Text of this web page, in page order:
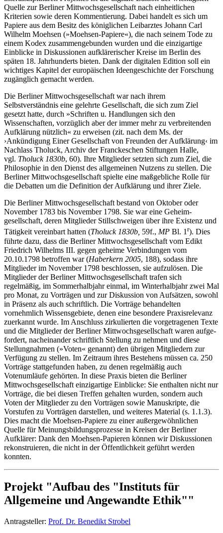
Quelle zur Berliner Mittwochsgesellschaft nach ein­heit­lichen
Kriterien sowie deren Kommentierung. Dabei handelt es sich um
Papiere aus dem Besitz des kö­nig­lichen Leibarztes Johann Carl
Wilhelm Moehsen (»Moehsen-Papiere«), die nach seinem Tode zu
einem Kodex zu­sam­men­gebunden wurden und die einzigartige
Einblicke in Diskussionen aufklä­re­rischer Kreise im Berlin des
späten 18. Jahrhunderts bieten. Dank der digitalen Edition soll ein
wichtiges Kapitel der euro­päischen Ideengeschichte der For­schung
zugänglich gemacht werden.
Die Berliner Mittwochsgesellschaft war nach ihrem
Selbstverständnis eine gelehrte Gesellschaft, die sich zum Ziel
gesetzt hatte, durch »Schriften u. Handlungen sich den
Wissenschaften, vorzüglich aber der immer mehr zu verbrei­tenden
Aufklärung nützlich« zu erweisen (zit. nach dem Ms. der
›Ankündigung Einer Gesell­schaft von Freunden der Aufklärung‹ im
Nachlass Tholuck, Archiv der Franckeschen Stiftungen Halle,
vgl. Tholuck 1830b, 60). Ihre Mitglieder setzten sich zum Ziel, die
Philosophie in den Dienst des allgemeinen Nutzens zu stellen. Die
Berliner Mittwochsgesellschaft spielte eine maßgebliche Rolle für
die Debatten um die Definition der Aufklärung und ihrer Ziele.
Die Berliner Mittwochsgesellschaft bestand von Oktober oder
November 1783 bis November 1798. Sie war eine Geheim­
gesellschaft, deren Mitglieder Stillschweigen über ihre Existenz und
Tätigkeit vereinbart hatten (Tholuck 1830b, 59f., MP Bl. 1r). Dies
führte dazu, dass die Berliner Mittwochsgesellschaft vom Edikt
Friedrich Wilhelms III. gegen geheime Verbindungen vom
20.10.1798 betroffen war (Haberkern 2005, 188), sodass ihre
Mitglieder im November 1798 beschlossen, sie aufzulösen. Die
Mitglieder der Berliner Mittwochsgesellschaft trafen sich
regelmäßig, im Sommerhalbjahr einmal, im Winterhalbjahr zwei Mal
pro Monat, zu Vorträ­gen und zur Diskussion von Aufsätzen, sowohl
in Präsenz als auch schriftlich. Die Vorträge be­handelten
vornehmlich Wissensgebiete, denen eine besondere Praxisrelevanz
zuerkannt wur­de. Im Anschluss zirkulierten die vorgetragenen Texte
und die Mitglieder der Berliner Mittwochsgesellschaft waren aufge­
fordert, nacheinander schriftlich Stellung zu nehmen und diese
Stellungnahmen (»Voten« ge­nannt) den übrigen Mitgliedern zur
Verfügung zu stellen. Im Zeitraum ihres Bestehens müssen ca. 250
Vorträge stattgefunden haben, zu denen regelmäßig auch
Votenumläufe gehörten. In diese Praxis bieten die Berliner
Mittwochsgesellschaft einzigartige Einblicke: Sie enthalten nicht nur
Vorträge, die bei die­sen Treffen gehalten wurden, sondern auch
Voten der Mitglieder zu den Vorträgen sowie Ma­nuskripte, die
Vorstufen zu Vorträgen darstellen, und weiteres Material (s. 1.1.3).
Dies macht die Moehsen-Papiere zu einer außergewöhnlichen
Quelle für Meinungsbildungsprozesse in Kreisen der Berliner
Aufklärer: Dank den Moehsen-Papieren können wir Diskussionen
rekonstruieren, die nicht in der Öffent­lichkeit geführt werden
konnten.
Projekt "Aufbau des "Instituts für
Allgemeine und Angewandte Ethik""
Antragsteller: Prof. Dr. Benedikt Strobel